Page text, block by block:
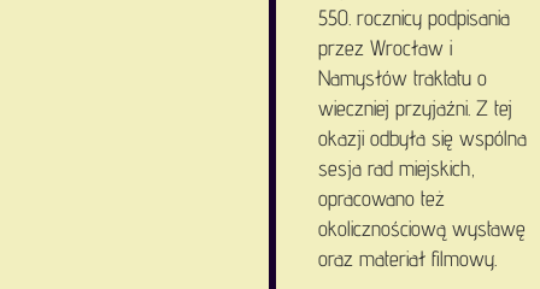
550. rocznicy podpisania
przez Wrocław i
Namysłów traktatu o
wieczniej przyjaźni. Z tej
okazji odbyła się wspólna
sesja rad miejskich,
opracowano też
okolicznościową wystawę
oraz materiał filmowy.